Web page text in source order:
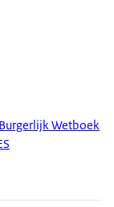
Wetboek